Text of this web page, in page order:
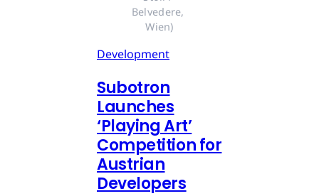
Belvedere,
Wien)
Development
Subotron
Launches
‘Playing Art’
Competition for
Austrian
Developers